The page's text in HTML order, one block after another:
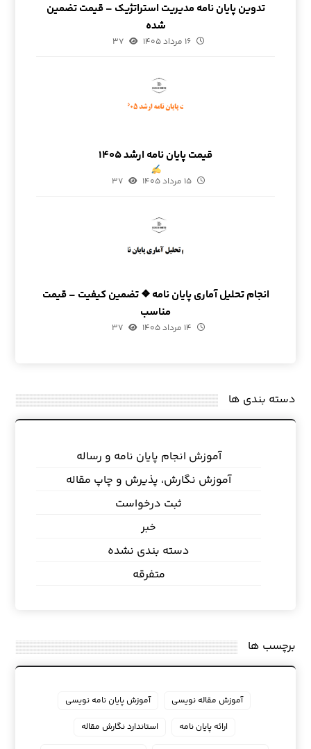
تدوین پایان نامه مدیریت استراتژیک – قیمت تضمین
شده
۱۶ مرداد ۱۴۰۵ ۳۷
قیمت پایان نامه ارشد ۱۴۰۵
۱۵ مرداد ۱۴۰۵ ۳۷
انجام تحلیل آماری پایان نامه ❖ تضمین کیفیت – قیمت
مناسب
۱۴ مرداد ۱۴۰۵ ۳۷
دسته بندی ها
آموزش انجام پایان نامه و رساله
آموزش نگارش، پذیرش و چاپ مقاله
ثبت درخواست
خبر
دسته بندی نشده
متفرقه
برچسب ها
آموزش مقاله نویسی
آموزش پایان نامه نویسی
ارائه پایان نامه
استاندارد نگارش مقاله